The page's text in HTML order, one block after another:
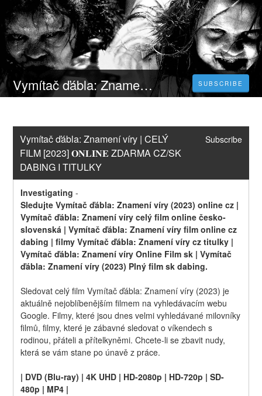
Vymítač ďábla: Znamení víry | CELÝ FILM [2023] 𝐎𝐍𝐋𝐈𝐍𝐄 ZDARMA CZ/SK DABING I TITULKY SUBSCRIBE
Vymítač ďábla: Znamení víry | CELÝ
FILM [2023] 𝐎𝐍𝐋𝐈𝐍𝐄 ZDARMA CZ/SK
DABING I TITULKY
Subscribe
Investigating -
Sledujte Vymítač ďábla: Znamení víry (2023) online cz |
Vymítač ďábla: Znamení víry celý film online česko-
slovenská | Vymítač ďábla: Znamení víry film online cz
dabing | filmy Vymítač ďábla: Znamení víry cz titulky |
Vymítač ďábla: Znamení víry Online Film sk | Vymítač
ďábla: Znamení víry (2023) Plný film sk dabing.
Sledovat celý film Vymítač ďábla: Znamení víry (2023) je
aktuálně nejoblíbenějším filmem na vyhledávacím webu
Google. Filmy, které jsou dnes velmi vyhledávané milovníky
filmů, filmy, které je zábavné sledovat o víkendech s
rodinou, přáteli a přítelkyněmi. Chcete-li se zbavit nudy,
která se vám stane po únavě z práce.
| DVD (Blu-ray) | 4K UHD | HD-2080p | HD-720p | SD-
480p | MP4 |